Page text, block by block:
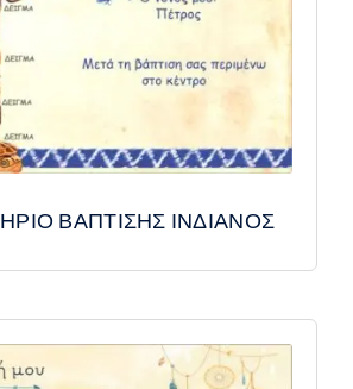
ΒΑΠΤΙΣΗΣ ΙΝΔΙΑΝΟΣ